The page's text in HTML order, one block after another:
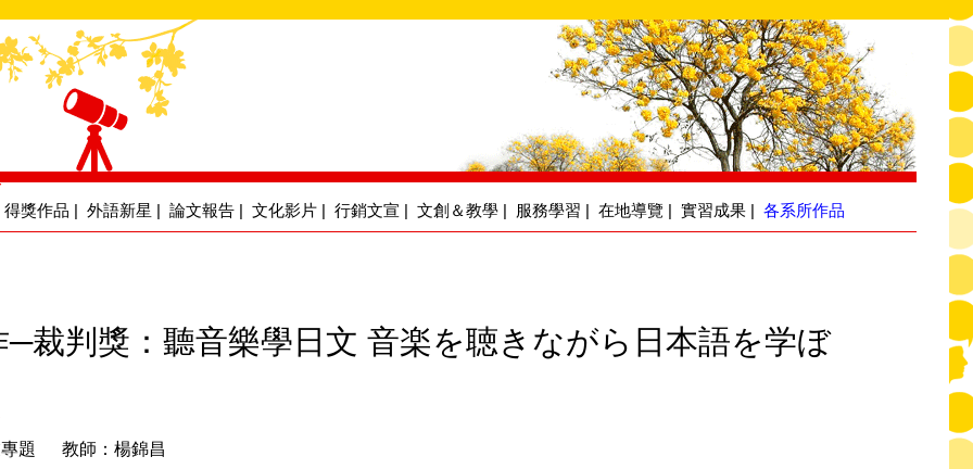
得獎作品 | 外語新星 | 論文報告 | 文化影片 | 行銷文宣 | 文創＆教學 | 服務學習 | 在地導覽 | 實習成果 | 各系所作品
─裁判獎：聽音樂學日文 音楽を聴きながら日本語を学ぼ
專題 教師：楊錦昌